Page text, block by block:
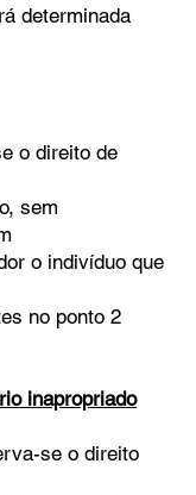
determinada
o direito de
sem
o indivíduo que
no ponto 2
inapropriado
se o direito